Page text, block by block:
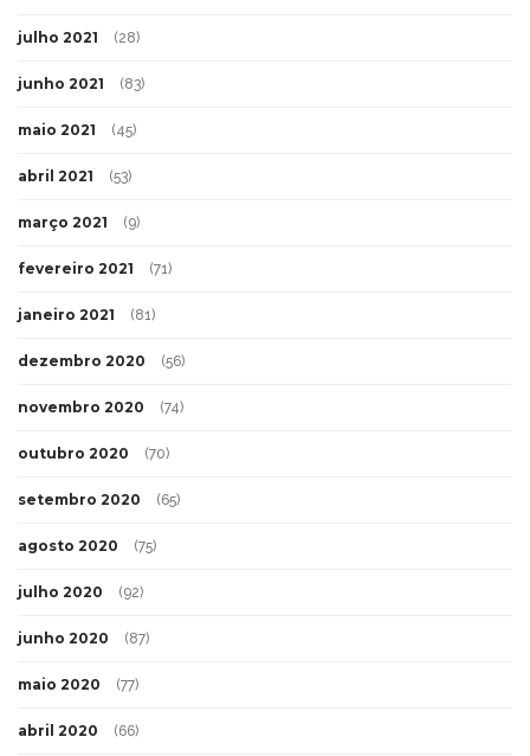
julho 2021 (28)
junho 2021 (83)
maio 2021 (45)
abril 2021 (53)
março 2021 (9)
fevereiro 2021 (71)
janeiro 2021 (81)
dezembro 2020 (56)
novembro 2020 (74)
outubro 2020 (70)
setembro 2020 (65)
agosto 2020 (75)
julho 2020 (92)
junho 2020 (87)
maio 2020 (77)
abril 2020 (66)